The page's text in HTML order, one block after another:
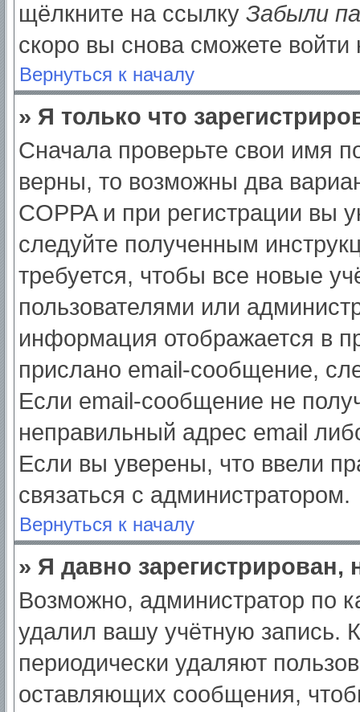
щёлкните на ссылку Забыли
скоро вы снова сможете
Вернуться к началу
» Я только что
Сначала проверьте свои имя
верны, то возможны два
COPPA и при регистрации вы
следуйте полученным
требуется, чтобы все новые
пользователями или
информация отображается в
прислано email-сообщение,
Если email-сообщение не
неправильный адрес email
Если вы уверены, что ввели
связаться с администратором.
Вернуться к началу
» Я давно
Возможно, администратор по
удалил вашу учётную запись.
периодически удаляют
оставляющих сообщения,